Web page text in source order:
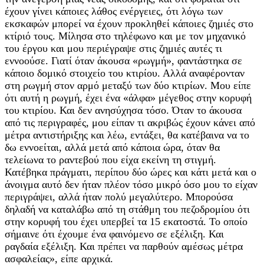
έχουν γίνει κάποιες λάθος ενέργειες, ότι λόγω των
εκσκαφών μπορεί να έχουν προκληθεί κάποιες ζημιές στο
κτίριό τους. Μίλησα στο τηλέφωνο και με τον μηχανικό
του έργου και μου περιέγραψε στις ζημιές αυτές τι
εννοούσε. Γιατί όταν άκουσα «ρωγμή», φαντάστηκα σε
κάποιο δομικό στοιχείο του κτιρίου. Αλλά αναφέρονταν
στη ρωγμή στον αρμό μεταξύ των δύο κτιρίων. Μου είπε
ότι αυτή η ρωγμή, έχει ένα «άλφα» μέγεθος στην κορυφή
του κτιρίου. Και δεν ανησύχησα τόσο. Όταν το άκουσα
από τις περιγραφές, μου είπαν τι ακριβώς έχουν κάνει από
μέτρα αντιστήριξης και λέω, εντάξει, θα κατέβαινα να το
δω εννοείται, αλλά μετά από κάποια ώρα, όταν θα
τελείωνα το ραντεβού που είχα εκείνη τη στιγμή.
Κατέβηκα πράγματι, περίπου δύο ώρες και κάτι μετά και ο
άνοιγμα αυτό δεν ήταν πλέον τόσο μικρό όσο μου το είχαν
περιγράψει, αλλά ήταν πολύ μεγαλύτερο. Μπορούσα
δηλαδή να καταλάβω από τη στάθμη του πεζοδρομίου ότι
στην κορυφή του έχει υπερβεί τα 15 εκατοστά. Το οποίο
σήμαινε ότι έχουμε ένα φαινόμενο σε εξέλιξη. Και
ραγδαία εξέλιξη. Και πρέπει να παρθούν αμέσως μέτρα
ασφαλείας», είπε αρχικά.